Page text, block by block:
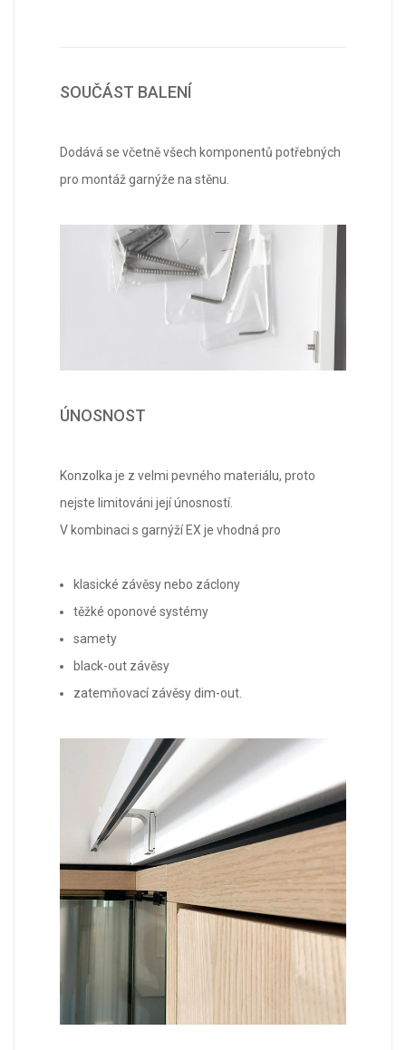
SOUČÁST BALENÍ
Dodává se včetně všech komponentů potřebných
pro montáž garnýže na stěnu.
ÚNOSNOST
Konzolka je z velmi pevného materiálu, proto
nejste limitováni její únosností.
V kombinaci s garnýží EX je vhodná pro
klasické závěsy nebo záclony
těžké oponové systémy
samety
black-out závěsy
zatemňovací závěsy dim-out.